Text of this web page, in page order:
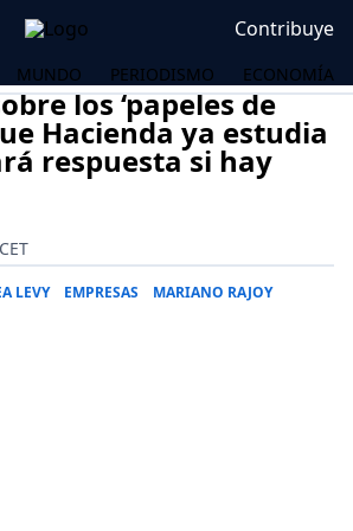
Contribuye
MUNDO PERIODISMO ECONOMÍA
los ‘papeles de
Hacienda ya estudia
respuesta si hay
LEVY EMPRESAS MARIANO RAJOY